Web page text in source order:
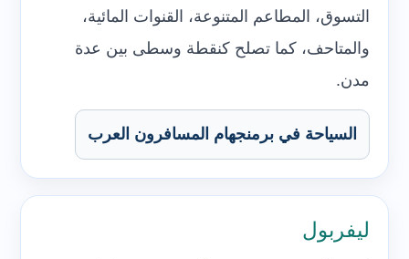
التسوق، المطاعم المتنوعة، القنوات المائية،
والمتاحف، كما تصلح كنقطة وسطى بين عدة
مدن.
السياحة في برمنجهام المسافرون العرب
ليفربول